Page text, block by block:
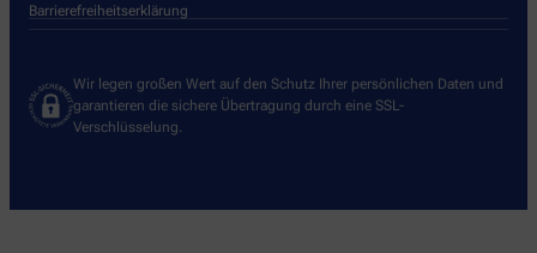
Barrierefreiheitserklärung
Wir legen großen Wert auf den Schutz Ihrer persönlichen Daten und
garantieren die sichere Übertragung durch eine SSL-
Verschlüsselung.